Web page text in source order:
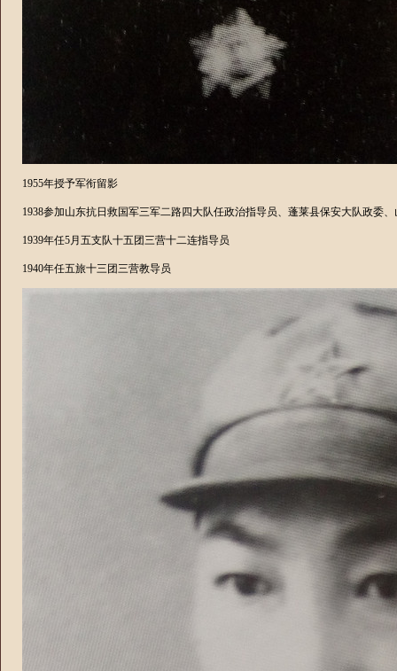
1955年授予军衔留影
1938参加山东抗日救国军三军二路四大队任政治指导员、蓬莱县保安大队政委
1939年任5月五支队十五团三营十二连指导员
1940年任五旅十三团三营教导员